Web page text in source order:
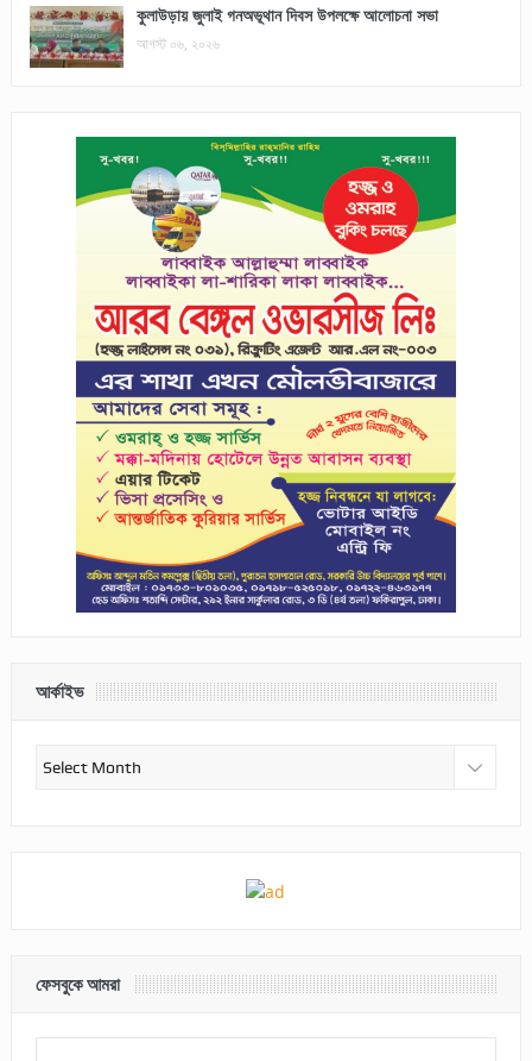
কুলাউড়ায় জুলাই গনঅভূথান দিবস উপলক্ষে আলোচনা সভা
আগস্ট ০৬, ২০২৬
আর্কাইভ
আর্কাইভ
ফেসবুকে আমরা